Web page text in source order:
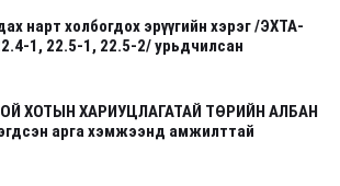
нарт холбогдох эрүүгийн хэрэг /ЭХТА-
1, 22.5-1, 22.5-2/ урьдчилсан
ХОТЫН ХАРИУЦЛАГАТАЙ ТӨРИЙН АЛБАН
арга хэмжээнд амжилттай